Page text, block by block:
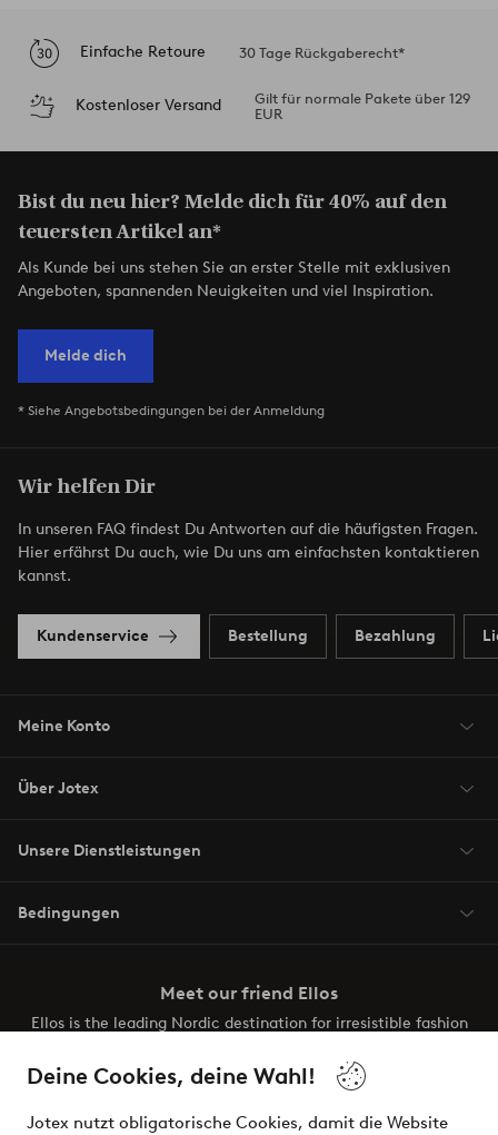
Deine Cookies, deine Wahl!
Jotex nutzt obligatorische Cookies, damit die Website
Einfache Retoure 30 Tage Rückgaberecht*
Kostenloser Versand
Gilt für normale Pakete über 129
EUR
Bist du neu hier? Melde dich für 40% auf den
teuersten Artikel an*
Als Kunde bei uns stehen Sie an erster Stelle mit exklusiven
Angeboten, spannenden Neuigkeiten und viel Inspiration.
Melde dich
* Siehe Angebotsbedingungen bei der Anmeldung
Wir helfen Dir
In unseren FAQ findest Du Antworten auf die häufigsten Fragen.
Hier erfährst Du auch, wie Du uns am einfachsten kontaktieren
kannst.
Kundenservice Bestellung Bezahlung
Meine Konto
Über Jotex
Unsere Dienstleistungen
Bedingungen
Meet our friend Ellos
Ellos is the leading Nordic destination for irresistible fashion
the latest trends, curated to make finding your next look
effortless. It’s all here.
Visit Ellos